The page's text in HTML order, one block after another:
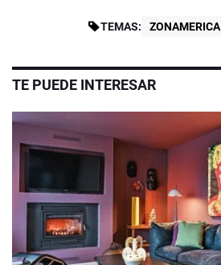
TEMAS: ZONAMERICA
TE PUEDE INTERESAR